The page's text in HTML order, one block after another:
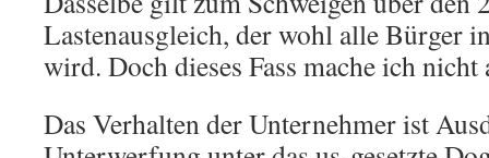
Lastenausgleich, der wohl alle Bürger
wird. Doch dieses Fass mache ich nicht
Das Verhalten der Unternehmer ist